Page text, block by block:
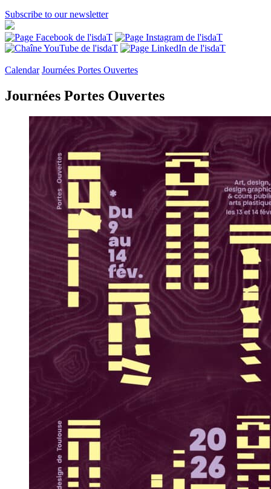
Subscribe to our newsletter
Calendar Journées Portes Ouvertes
Journées Portes Ouvertes